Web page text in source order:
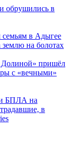
обрушились в
в Адыгее
на болотах
пришёл
с «вечными»
БПЛА на
в